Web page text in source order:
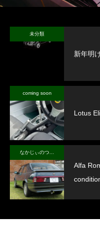
未分類
新年明
coming soon
Alfa